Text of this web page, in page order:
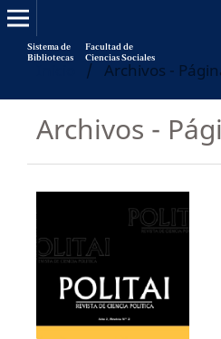
Sistema de
Bibliotecas
Facultad de
Ciencias Sociales
/ Archivos -
Archivos -